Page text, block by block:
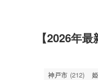
【2026年
神戸市 (212)